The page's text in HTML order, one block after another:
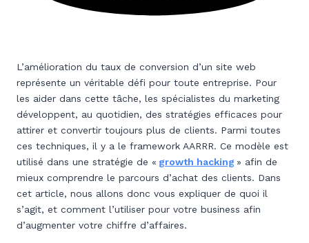
L’amélioration du taux de conversion d’un site web
représente un véritable défi pour toute entreprise. Pour
les aider dans cette tâche, les spécialistes du marketing
développent, au quotidien, des stratégies efficaces pour
attirer et convertir toujours plus de clients. Parmi toutes
ces techniques, il y a le framework AARRR. Ce modèle est
utilisé dans une stratégie de « growth hacking » afin de
mieux comprendre le parcours d’achat des clients. Dans
cet article, nous allons donc vous expliquer de quoi il
s’agit, et comment l’utiliser pour votre business afin
d’augmenter votre chiffre d’affaires.